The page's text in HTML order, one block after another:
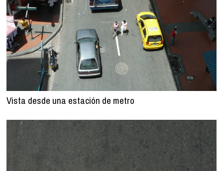
Vista desde una estación de metro